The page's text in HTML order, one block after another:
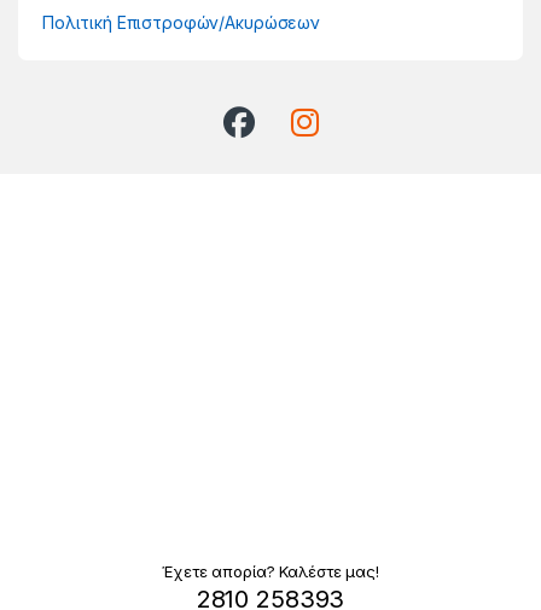
Πολιτική Επιστροφών/Ακυρώσεων
Έχετε απορία? Καλέστε μας!
2810 258393